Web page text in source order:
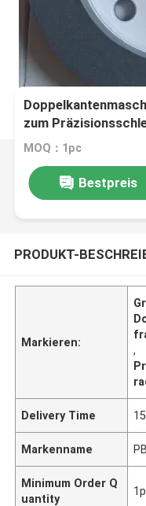
zum
MOQ：1pc
Bestpreis
PRODUKT-
Markieren:
,
Delivery Time
Markenname
Minimum Order Q
uantity